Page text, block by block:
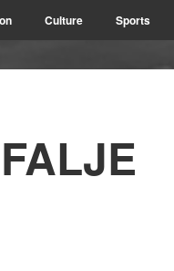
Culture Sports